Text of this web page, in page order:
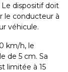
dispositif doit
le conducteur à
véhicule.
km/h, le
de 5 cm. Sa
limitée à 15